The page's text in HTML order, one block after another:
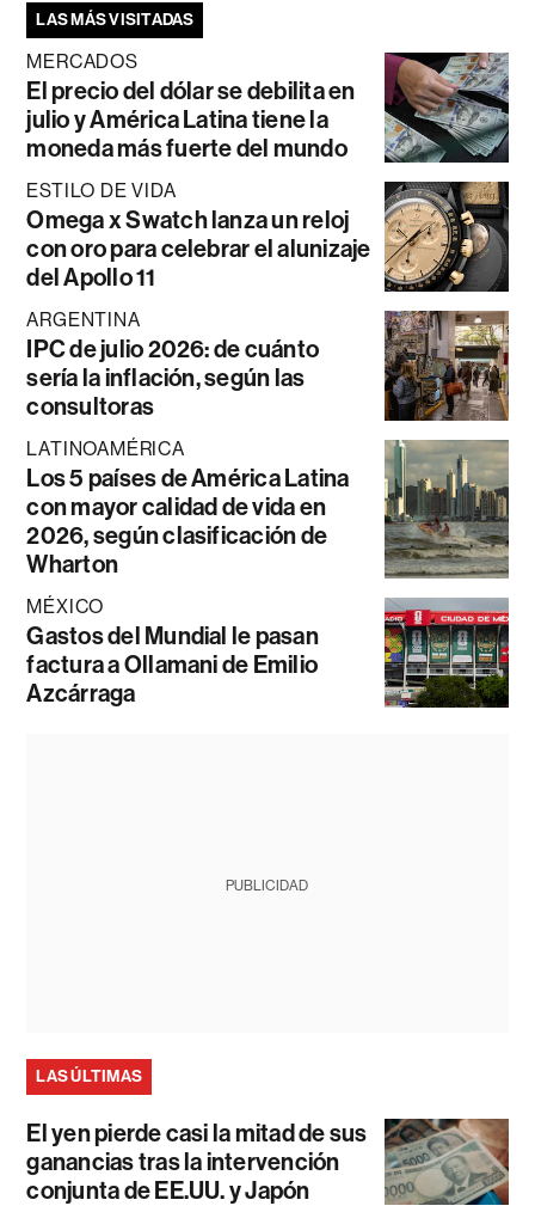
LAS MÁS VISITADAS
MERCADOS
El precio del dólar se debilita en
julio y América Latina tiene la
moneda más fuerte del mundo
ESTILO DE VIDA
Omega x Swatch lanza un reloj
con oro para celebrar el alunizaje
del Apollo 11
ARGENTINA
IPC de julio 2026: de cuánto
sería la inflación, según las
consultoras
LATINOAMÉRICA
Los 5 países de América Latina
con mayor calidad de vida en
2026, según clasificación de
Wharton
MÉXICO
Gastos del Mundial le pasan
factura a Ollamani de Emilio
Azcárraga
PUBLICIDAD
LAS ÚLTIMAS
El yen pierde casi la mitad de sus
ganancias tras la intervención
conjunta de EE.UU. y Japón